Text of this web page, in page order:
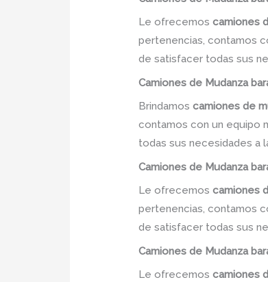
Le ofrecemoscamiones
pertenencias, contamos
de satisfacer todas sus
Camiones de Mudanza
Brindamoscamiones de
contamos con un equipo
todas sus necesidades a
Camiones de Mudanza
Le ofrecemoscamiones
pertenencias, contamos
de satisfacer todas sus
Camiones de Mudanza
Le ofrecemoscamiones